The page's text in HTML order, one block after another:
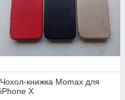
Чохол-книжка Momax для
iPhone X